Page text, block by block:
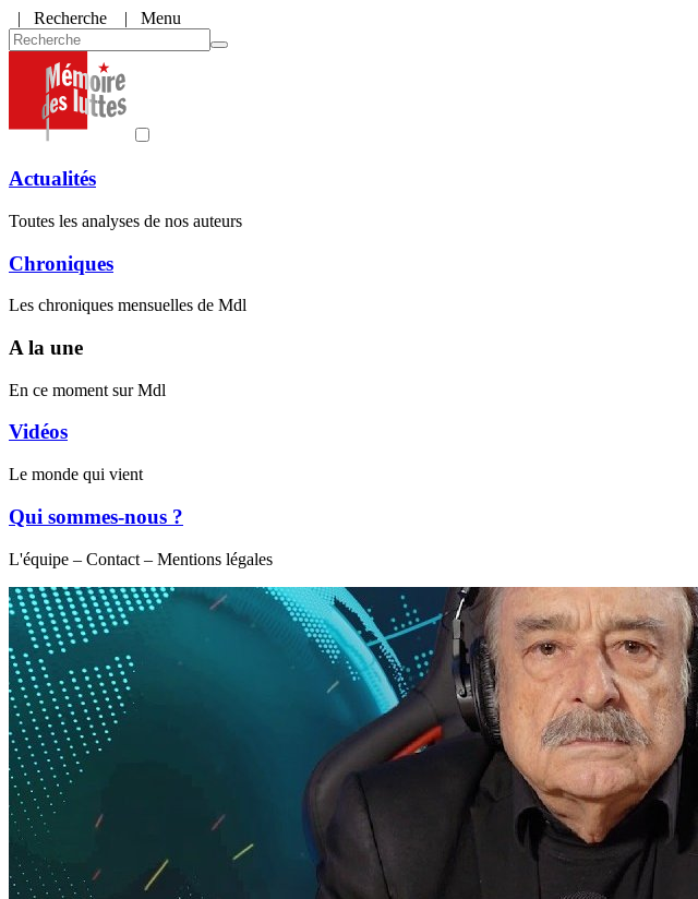
| Recherche | Menu
Actualités
Toutes les analyses de nos auteurs
Chroniques
Les chroniques mensuelles de Mdl
A la une
En ce moment sur Mdl
Vidéos
Le monde qui vient
Qui sommes-nous ?
L'équipe – Contact – Mentions légales